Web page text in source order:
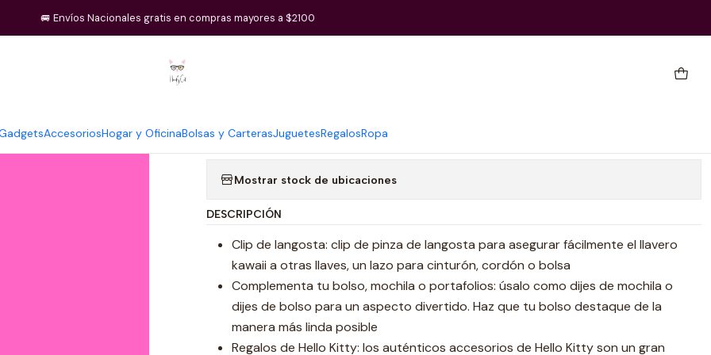
AccesoriosHogar y OficinaBolsas y CarterasJuguetesRegalosRopa
🚐 Envíos Nacionales gratis en compras mayores a $2100
Inicio Regalos Llavero Hello Kitty Rosa
Cantidad
Agregar al Carrito
Mostrar stock de ubicaciones
DESCRIPCIÓN
Clip de langosta: clip de pinza de langosta para asegurar fácilmente el llavero
kawaii a otras llaves, un lazo para cinturón, cordón o bolsa
Complementa tu bolso, mochila o portafolios: úsalo como dijes de mochila o
dijes de bolso para un aspecto divertido. Haz que tu bolso destaque de la
manera más linda posible
Regalos de Hello Kitty: los auténticos accesorios de Hello Kitty son un gran